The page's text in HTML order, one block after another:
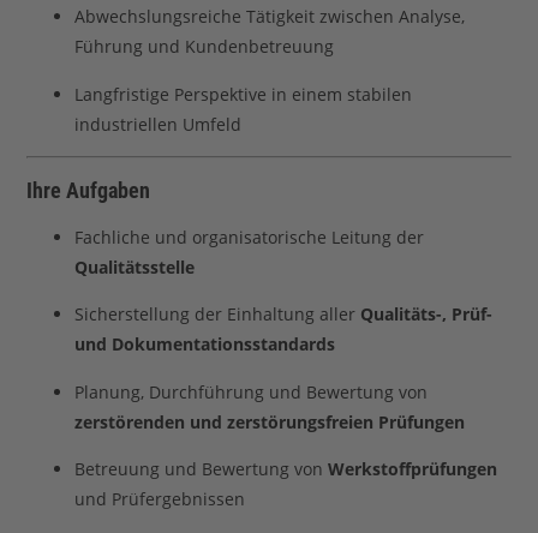
Abwechslungsreiche Tätigkeit zwischen Analyse,
Führung und Kundenbetreuung
Langfristige Perspektive in einem stabilen
industriellen Umfeld
Ihre Aufgaben
Fachliche und organisatorische Leitung der
Qualitätsstelle
Sicherstellung der Einhaltung aller Qualitäts-, Prüf-
und Dokumentationsstandards
Planung, Durchführung und Bewertung von
zerstörenden und zerstörungsfreien Prüfungen
Betreuung und Bewertung vonWerkstoffprüfungen
und Prüfergebnissen